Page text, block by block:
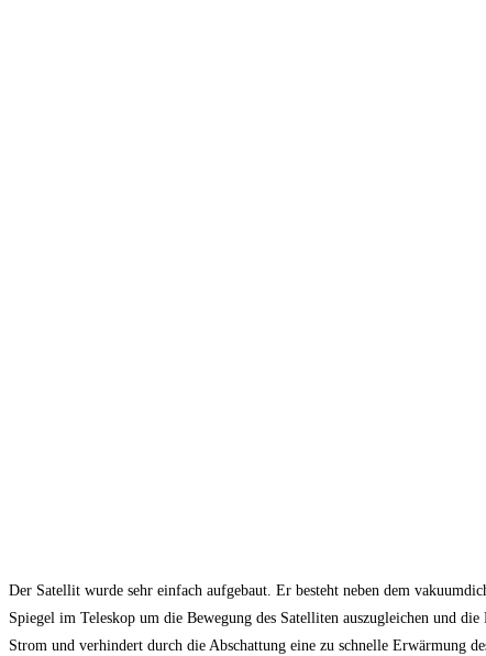
Der Satellit wurde sehr einfach aufgebaut. Er besteht neben dem
Spiegel im Teleskop um die Bewegung des Satelliten auszugleichen und
Strom und verhindert durch die Abschattung eine zu schnelle Erwärmung